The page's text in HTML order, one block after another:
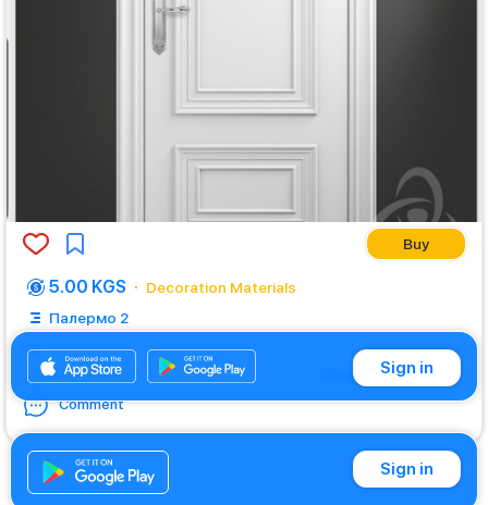
Buy
5.00 KGS
Decoration Materials
Палермо 2
Пп
23.08.2021 09:53
Show translation
Comment
Sign in
Sign in